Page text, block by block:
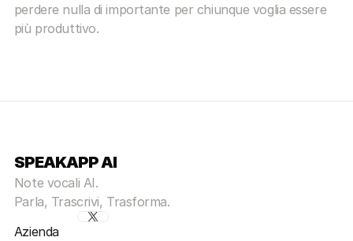
perdere nulla di importante per chiunque voglia essere
più produttivo.
SPEAKAPP AI
Note vocali AI.
Parla, Trascrivi, Trasforma.
Azienda